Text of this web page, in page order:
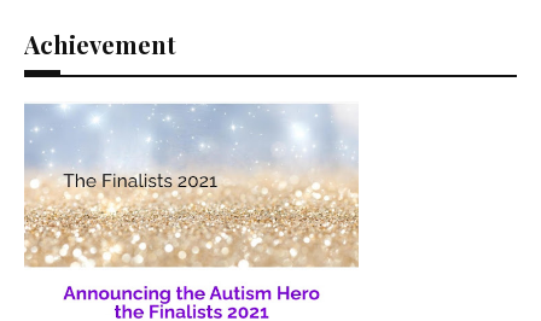
Achievement